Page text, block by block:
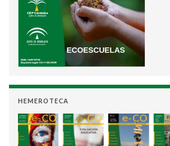
HEMEROTECA